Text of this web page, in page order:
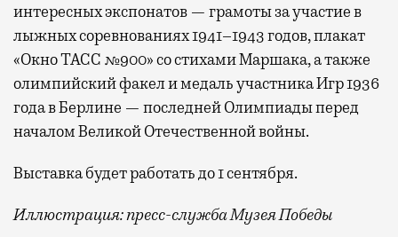
интересных экспонатов — грамоты за участие в
лыжных соревнованиях 1941–1943 годов, плакат
«Окно ТАСС №900» со стихами Маршака, а также
олимпийский факел и медаль участника Игр 1936
года в Берлине — последней Олимпиады перед
началом Великой Отечественной войны.
Выставка будет работать до 1 сентября.
Иллюстрация: пресс-служба Музея Победы